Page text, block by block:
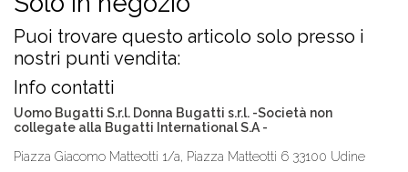
Puoi trovare questo articolo solo presso i
nostri punti vendita:
Info contatti
Uomo Bugatti S.r.l. Donna Bugatti s.r.l. -Società non
collegate alla Bugatti International S.A -
Piazza Giacomo Matteotti 1/a, Piazza Matteotti 6 33100 Udine